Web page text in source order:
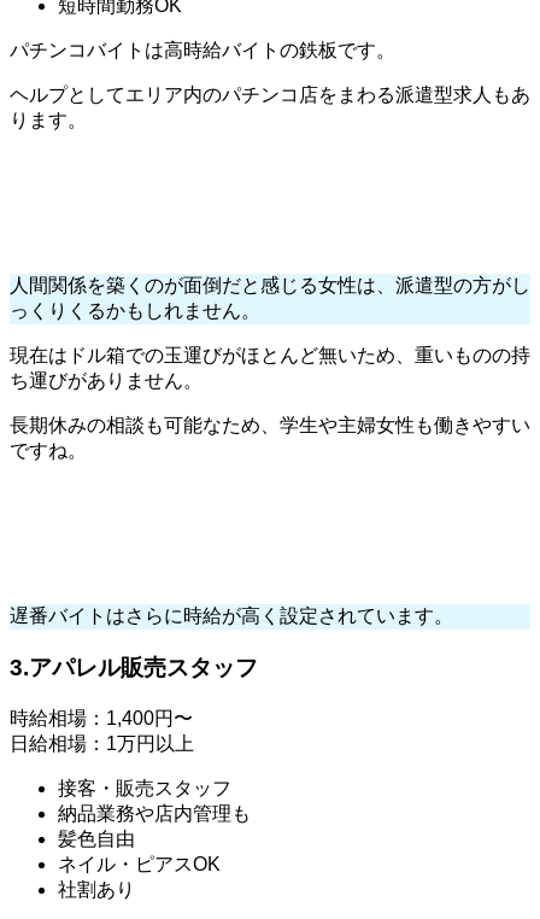
短時間勤務OK
パチンコバイトは高時給バイトの鉄板です。
ヘルプとしてエリア内のパチンコ店をまわる派遣型求人もあ
ります。
人間関係を築くのが面倒だと感じる女性は、派遣型の方がし
っくりくるかもしれません。
現在はドル箱での玉運びがほとんど無いため、重いものの持
ち運びがありません。
長期休みの相談も可能なため、学生や主婦女性も働きやすい
ですね。
遅番バイトはさらに時給が高く設定されています。
3.アパレル販売スタッフ
時給相場：1,400円〜
日給相場：1万円以上
接客・販売スタッフ
納品業務や店内管理も
髪色自由
ネイル・ピアスOK
社割あり